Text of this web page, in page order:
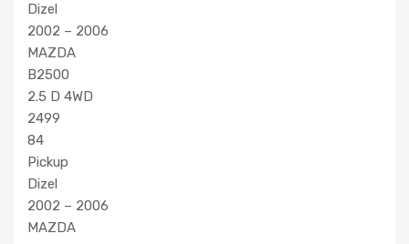
Dizel
2002 – 2006
MAZDA
B2500
2.5 D 4WD
2499
84
Pickup
Dizel
2002 – 2006
MAZDA